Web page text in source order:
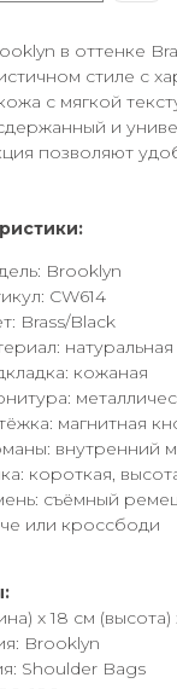
в оттенке
стиле с
с мягкой
и
позволяют
Brooklyn
CW614
Brass/Black
кожаная
магнитная
внутренний
короткая,
съёмный
или кроссбоди
x 18 см
Brooklyn
Shoulder Bags